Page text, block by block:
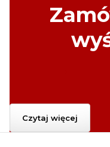
Czytaj więcej